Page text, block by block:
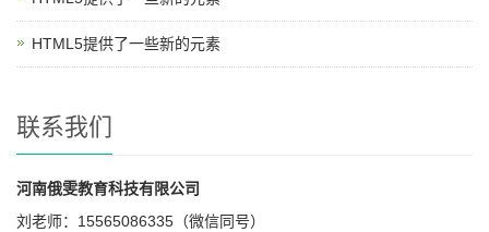
HTML5提供了一些新的元素
联系我们
河南俄雯教育科技有限公司
刘老师：15565086335（微信同号）